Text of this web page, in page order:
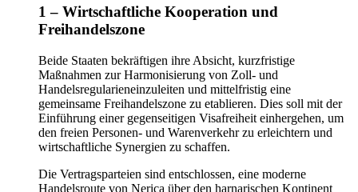
1 – Wirtschaftliche Kooperation und
Freihandelszone
Beide Staaten bekräftigen ihre Absicht, kurzfristige
Maßnahmen zur Harmonisierung von Zoll- und
Handelsregularieneinzuleiten und mittelfristig eine
gemeinsame Freihandelszone zu etablieren. Dies soll mit der
Einführung einer gegenseitigen Visafreiheit einhergehen, um
den freien Personen- und Warenverkehr zu erleichtern und
wirtschaftliche Synergien zu schaffen.
Die Vertragsparteien sind entschlossen, eine moderne
Handelsroute von Nerica über den harnarischen Kontinent